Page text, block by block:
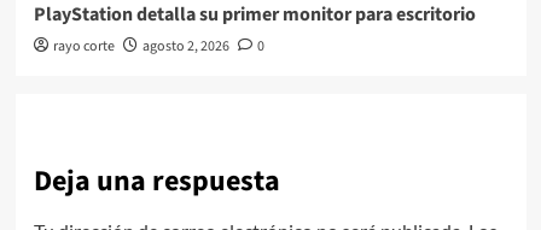
PlayStation detalla su primer monitor para escritorio
rayo corte agosto 2, 2026 0
Deja una respuesta